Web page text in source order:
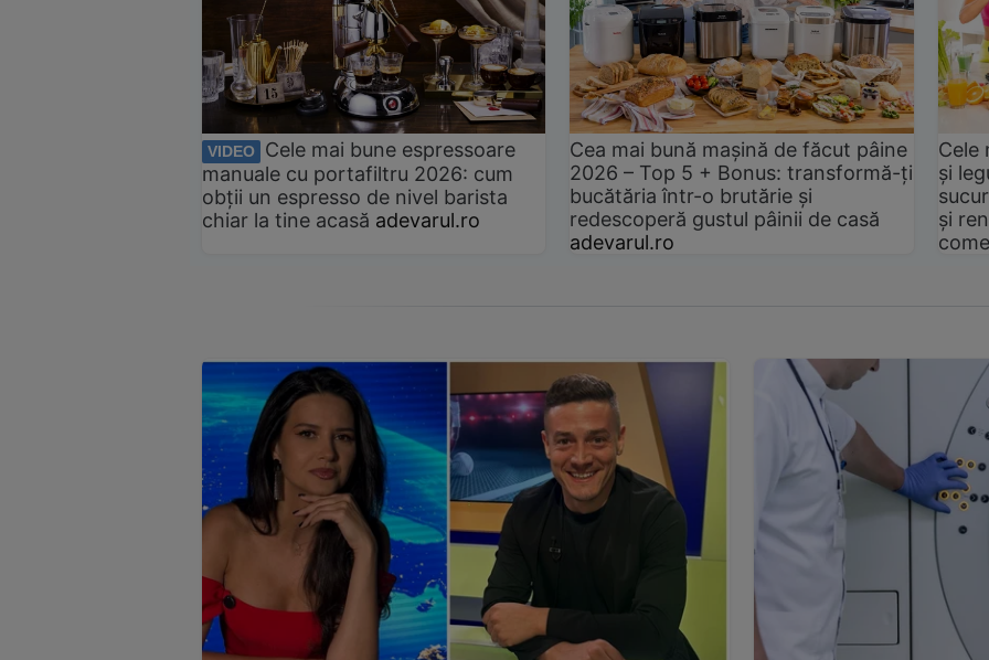
VIDEO
Cele mai bune espressoare
manuale cu portafiltru 2026: cum
obții un espresso de nivel barista
chiar la tine acasă adevarul.ro
Cea mai bună mașină de făcut pâine
2026 – Top 5 + Bonus: transformă-ți
bucătăria într-o brutărie și
redescoperă gustul pâinii de casă
adevarul.ro
Cele
și
și